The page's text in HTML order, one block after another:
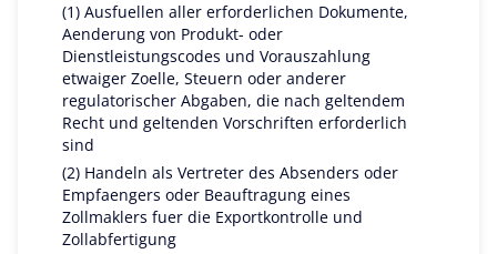
(1) Ausfuellen aller erforderlichen Dokumente,
Aenderung von Produkt- oder
Dienstleistungscodes und Vorauszahlung
etwaiger Zoelle, Steuern oder anderer
regulatorischer Abgaben, die nach geltendem
Recht und geltenden Vorschriften erforderlich
sind
(2) Handeln als Vertreter des Absenders oder
Empfaengers oder Beauftragung eines
Zollmaklers fuer die Exportkontrolle und
Zollabfertigung